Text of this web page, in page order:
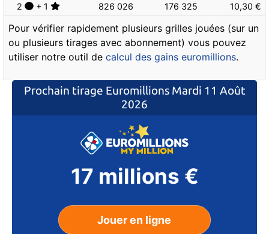
2
+ 1 826 026 176 325 10,30 €
Pour vérifier rapidement plusieurs grilles jouées (sur un
ou plusieurs tirages avec abonnement) vous pouvez
utiliser notre outil de calcul des gains euromillions.
Prochain tirage Euromillions Mardi 11 Août
2026
17 millions €
Jouer en ligne